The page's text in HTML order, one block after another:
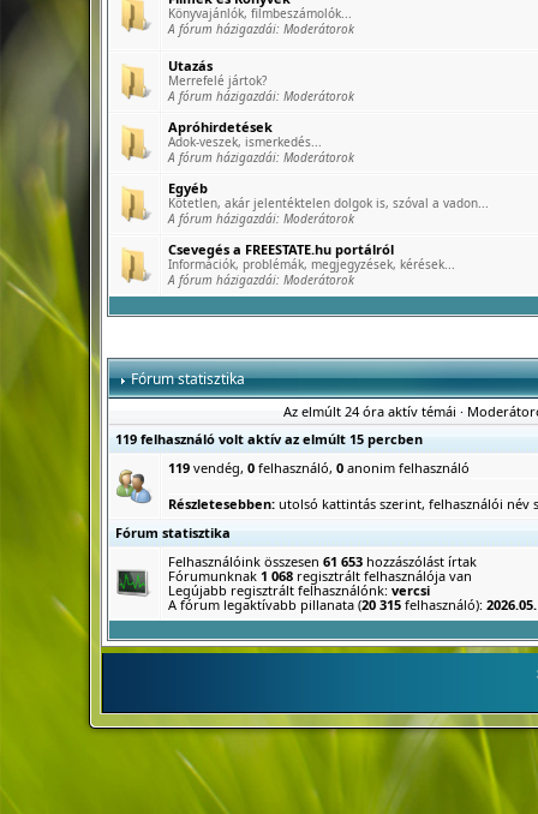
Könyvajánlók, filmbeszámolók...
A fórum házigazdái: Moderátorok
Utazás
Merrefelé jártok?
A fórum házigazdái: Moderátorok
Apróhirdetések
Adok-veszek, ismerkedés...
A fórum házigazdái: Moderátorok
Egyéb
Kötetlen, akár jelentéktelen dolgok is, szóval a vadon...
A fórum házigazdái: Moderátorok
Csevegés a FREESTATE.hu portálról
Információk, problémák, megjegyzések, kérések...
A fórum házigazdái: Moderátorok
Fórum statisztika
Az elmúlt 24 óra aktív témái ·
119 felhasználó volt aktív az elmúlt 15 percben
119vendég, 0felhasználó, 0anonim felhasználó
Részletesebben: utolsó kattintás szerint, felhasználói név
Fórum statisztika
Felhasználóink összesen 61 653hozzászólást írtak
Fórumunknak 1 068regisztrált felhasználója van
Legújabb regisztrált felhasználónk: vercsi
A fórum legaktívabb pillanata (20 315felhasználó):